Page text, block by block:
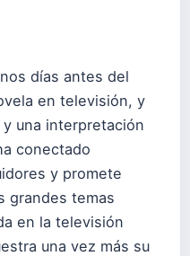
días antes del
en televisión, y
una interpretación
conectado
y promete
grandes temas
en la televisión
una vez más su